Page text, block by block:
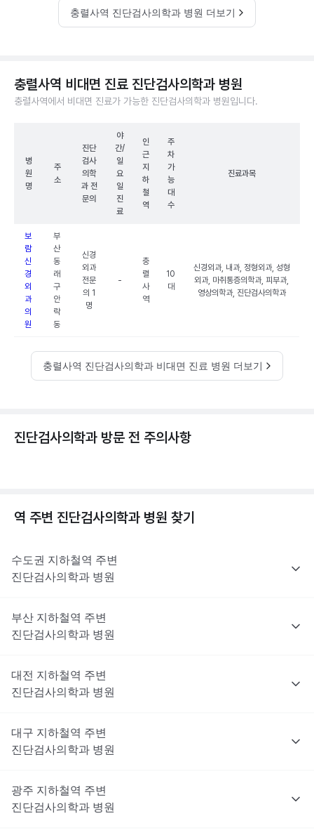
충렬사역 진단검사의학과 병원 더보기
충렬사역 비대면 진료 진단검사의학과 병원
충렬사역에서 비대면 진료가 가능한 진단검사의학과 병원입니다.
병
원
명
주
소
진단
검사
의학
과 전
문의
야
간/
일
요
일
진
료
인
근
지
하
철
역
주
차
가
능
대
수
진료과목
보
람
신
경
외
과
의
원
부
산
동
래
구
안
락
동
신경
외과
전문
의 1
명
-
충
렬
사
역
10
대
신경외과, 내과, 정형외과, 성형
외과, 마취통증의학과, 피부과,
영상의학과, 진단검사의학과
충렬사역 진단검사의학과 비대면 진료 병원 더보기
진단검사의학과 방문 전 주의사항
역 주변 진단검사의학과 병원 찾기
수도권 지하철역 주변
진단검사의학과 병원
부산 지하철역 주변
진단검사의학과 병원
대전 지하철역 주변
진단검사의학과 병원
대구 지하철역 주변
진단검사의학과 병원
광주 지하철역 주변
진단검사의학과 병원